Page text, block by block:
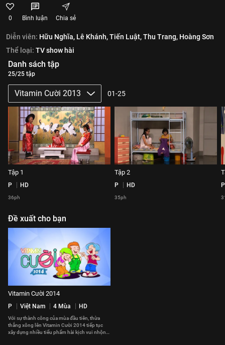
0 Bình luận Chia sẻ
Diễn viên: Hữu Nghĩa, Lê Khánh,Tiến Luật,Thu Trang, Hoàng Sơn
Thể loại: TV show hài
Danh sách tập
25/25 tập
Vitamin Cười 2013 01-25
Tập 1
P HD
36ph
Tập 2
P HD
35ph
P
Đề xuất cho bạn
Vitamin Cười 2014
P Việt Nam 4 Mùa HD
Với sự thành công của mùa đầu tiên, thừa
thắng xông lên Vitamin Cười 2014 tiếp tục
xây dựng nhiều tiểu phẩm hài kịch vui nhộn